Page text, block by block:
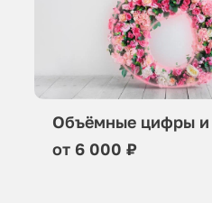
Объёмные цифры и
от 6 000 ₽